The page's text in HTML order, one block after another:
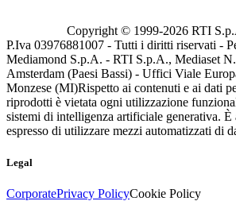
Copyright © 1999-2026 RTI
P.Iva 03976881007 - Tutti i diritti riservati -
Mediamond S.p.A. - RTI S.p.A., Mediaset
Amsterdam (Paesi Bassi) - Uffici Viale
Monzese (MI)Rispetto ai contenuti e ai dati
riprodotti è vietata ogni utilizzazione
sistemi di intelligenza artificiale generativa.
espresso di utilizzare mezzi automatizzati di
Legal
CorporatePrivacy PolicyCookie Policy